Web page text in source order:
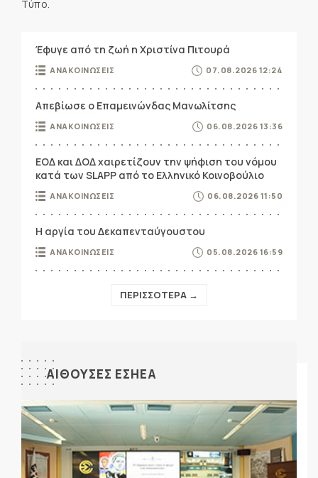
Τύπο.
Έφυγε από τη ζωή η Χριστίνα Πιτουρά
ΑΝΑΚΟΙΝΩΣΕΙΣ 07.08.2026 12:24
Απεβίωσε ο Επαμεινώνδας Μανωλίτσης
ΑΝΑΚΟΙΝΩΣΕΙΣ 06.08.2026 13:36
ΕΟΔ και ΔΟΔ χαιρετίζουν την ψήφιση του νόμου
κατά των SLAPP από το Ελληνικό Κοινοβούλιο
ΑΝΑΚΟΙΝΩΣΕΙΣ 06.08.2026 11:50
Η αργία του Δεκαπενταύγουστου
ΑΝΑΚΟΙΝΩΣΕΙΣ 05.08.2026 16:59
ΠΕΡΙΣΣΟΤΕΡΑ →
ΑΙΘΟΥΣΕΣ ΕΣΗΕΑ